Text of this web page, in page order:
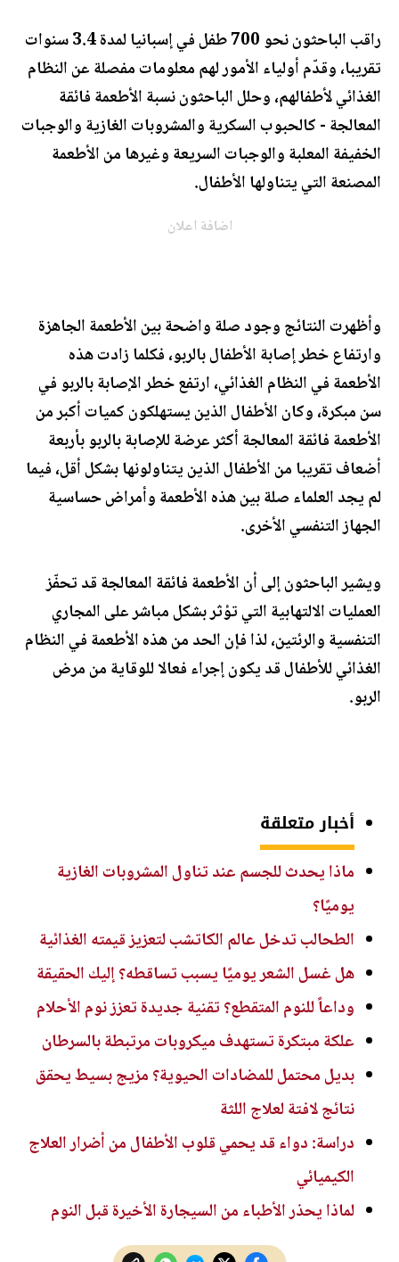
راقب الباحثون نحو 700 طفل في إسبانيا لمدة 3.4 سنوات
تقريبا، وقدّم أولياء الأمور لهم معلومات مفصلة عن النظام
الغذائي لأطفالهم، وحلل الباحثون نسبة الأطعمة فائقة
المعالجة - كالحبوب السكرية والمشروبات الغازية والوجبات
الخفيفة المعلبة والوجبات السريعة وغيرها من الأطعمة
المصنعة التي يتناولها الأطفال.
اضافة اعلان
وأظهرت النتائج وجود صلة واضحة بين الأطعمة الجاهزة
وارتفاع خطر إصابة الأطفال بالربو، فكلما زادت هذه
الأطعمة في النظام الغذائي، ارتفع خطر الإصابة بالربو في
سن مبكرة، وكان الأطفال الذين يستهلكون كميات أكبر من
الأطعمة فائقة المعالجة أكثر عرضة للإصابة بالربو بأربعة
أضعاف تقريبا من الأطفال الذين يتناولونها بشكل أقل، فيما
لم يجد العلماء صلة بين هذه الأطعمة وأمراض حساسية
الجهاز التنفسي الأخرى.
ويشير الباحثون إلى أن الأطعمة فائقة المعالجة قد تحفّز
العمليات الالتهابية التي تؤثر بشكل مباشر على المجاري
التنفسية والرئتين، لذا فإن الحد من هذه الأطعمة في النظام
الغذائي للأطفال قد يكون إجراء فعالا للوقاية من مرض
الربو.
أخبار متعلقة
ماذا يحدث للجسم عند تناول المشروبات الغازية
يوميًا؟
الطحالب تدخل عالم الكاتشب لتعزيز قيمته الغذائية
هل غسل الشعر يوميًا يسبب تساقطه؟ إليك الحقيقة
وداعاً للنوم المتقطع؟ تقنية جديدة تعزز نوم الأحلام
علكة مبتكرة تستهدف ميكروبات مرتبطة بالسرطان
بديل محتمل للمضادات الحيوية؟ مزيج بسيط يحقق
نتائج لافتة لعلاج اللثة
دراسة: دواء قد يحمي قلوب الأطفال من أضرار العلاج
الكيميائي
لماذا يحذر الأطباء من السيجارة الأخيرة قبل النوم